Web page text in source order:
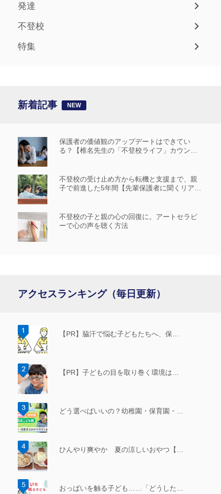
発達
不登校
特集
新着記事
保護者の価値観のアップデートはできてい
る？【椎名先生の「不登校ライフ」カウンセ
不登校の受け止め方から転機と支援まで、親
子で前進した5年間【先輩保護者に聞くリアル
不登校の子と親の心の回復に。アートセラピ
ーで心の声を聴く方法
アクセスランキング（毎日更新）
【PR】脇汗で悩む子どもたちへ、保…
【PR】子どもの目を取り巻く環境は…
どう選べばいいの？幼稚園・保育園・…
ひんやり爽やか 夏の涼しいおやつ【…
おっぱいを触る子ども……「どうした…